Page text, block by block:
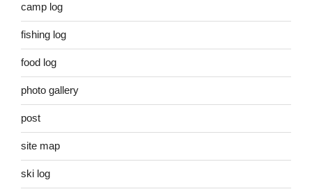
camp log
fishing log
food log
photo gallery
post
site map
ski log